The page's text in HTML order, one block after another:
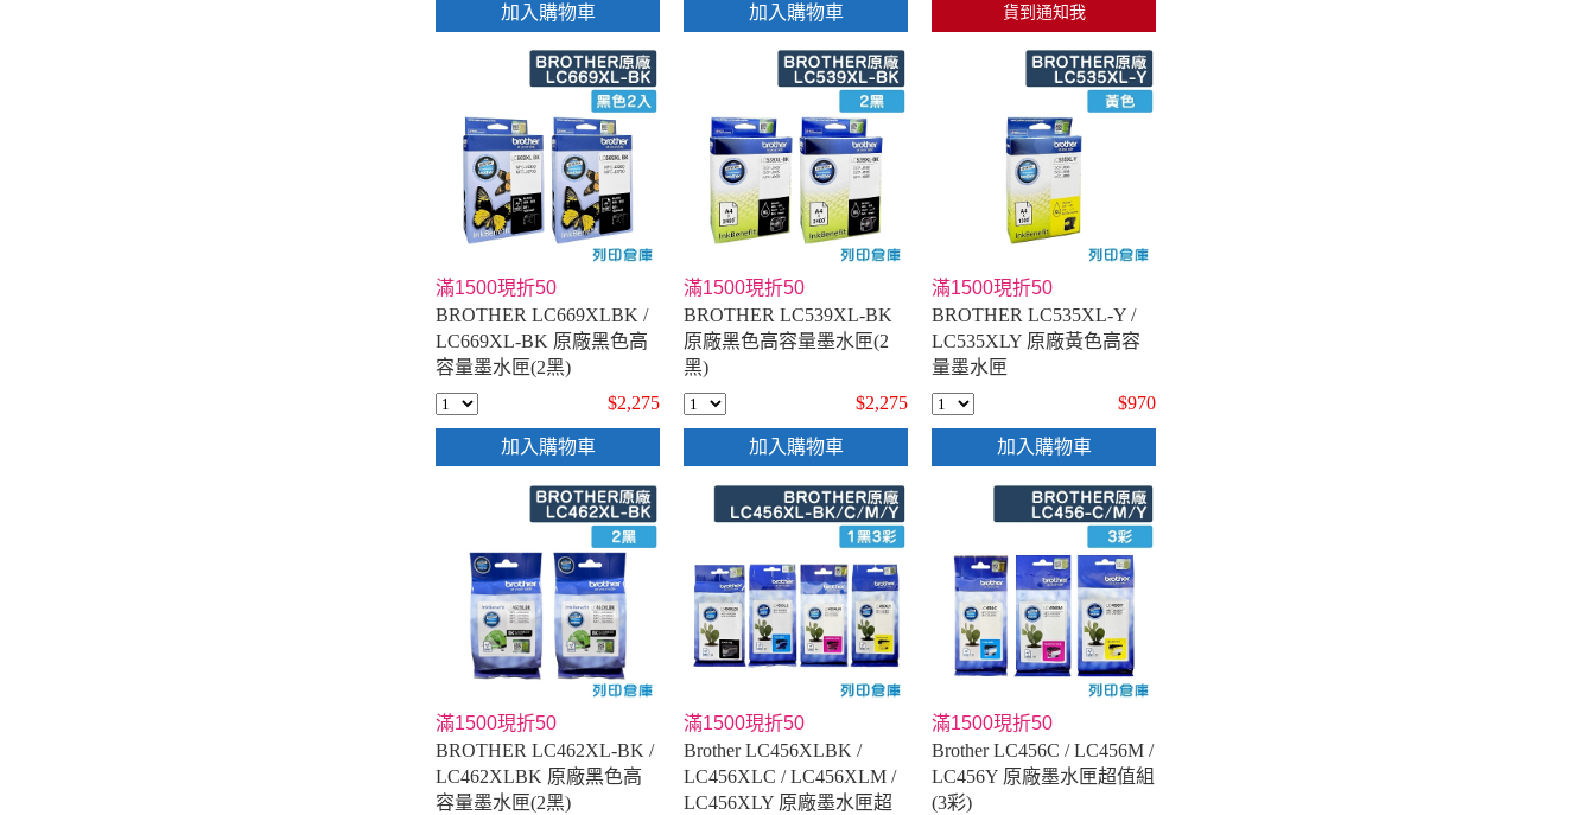
加入購物車 加入購物車 貨到通知我
滿1500現折50
BROTHER LC669XLBK /
LC669XL-BK 原廠黑色高
容量墨水匣(2黑)
$2,275
加入購物車
滿1500現折50
BROTHER LC539XL-BK
原廠黑色高容量墨水匣(2
黑)
$2,275
加入購物車
滿1500現折50
BROTHER LC535XL-Y /
LC535XLY 原廠黃色高容
量墨水匣
$970
加入購物車
滿1500現折50
BROTHER LC462XL-BK /
LC462XLBK 原廠黑色高
容量墨水匣(2黑)
滿1500現折50
Brother LC456XLBK /
LC456XLC / LC456XLM /
LC456XLY 原廠墨水匣超
滿1500現折50
Brother LC456C / LC456M /
LC456Y 原廠墨水匣超值組
(3彩)